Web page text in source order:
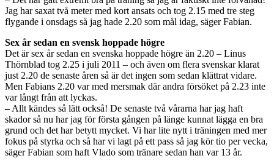
Jag har saxat två meter med kort ansats och tog 2.15 med tre steg
flygande i onsdags så jag hade 2.20 som mål idag, säger Fabian.
Sex år sedan en svensk hoppade högre
Det är sex år sedan en svenska hoppade högre än 2.20 – Linus
Thörnblad tog 2.25 i juli 2011 – och även om flera svenskar klarat
just 2.20 de senaste åren så är det ingen som sedan klättrat vidare.
Men Fabians 2.20 var med mersmak där andra försöket på 2.23 inte
var långt från att lyckas.
– Allt kändes så lätt också! De senaste två vårarna har jag haft
skador så nu har jag för första gången på länge kunnat lägga en bra
grund och det har betytt mycket. Vi har lite nytt i träningen med mer
fokus på styrka och så har vi lagt på ett pass så jag kör tio per vecka,
säger Fabian som haft Vlado som tränare sedan han var 13 år.